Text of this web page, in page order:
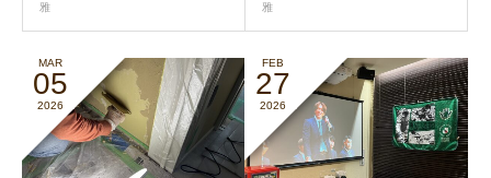
雅
雅
MAR
05
2026
FEB
27
2026